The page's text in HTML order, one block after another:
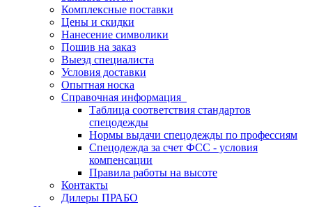
Комплексные поставки
Цены и скидки
Нанесение символики
Пошив на заказ
Выезд специалиста
Условия доставки
Опытная носка
Справочная информация
Таблица соответствия стандартов
спецодежды
Нормы выдачи спецодежды по профессиям
Спецодежда за счет ФСС - условия
компенсации
Правила работы на высоте
Контакты
Дилеры ПРАБО